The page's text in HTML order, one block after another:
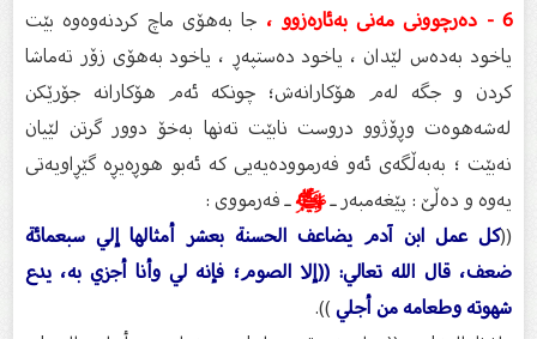
جا به‌هۆی ماچ كردنه‌وه‌وه‌ بێت
یاخود به‌ده‌س لێدان ، یاخود ده‌ستپه‌ڕ ، یاخود به‌هۆی زۆر ته‌ماشا
كردن و جگه‌ له‌م هۆكارانه‌ش؛ چونكه‌ ئه‌م هۆكارانه‌ جۆرێكن
له‌شه‌هوه‌ت وڕۆژوو دروست نابێت ته‌نها به‌خۆ دوور گرتن لێیان
نه‌بێت ؛ به‌به‌ڵگه‌ی ئه‌و فه‌رمووده‌یه‌یی كه‌ ئه‌بو هوڕه‌یڕه‌ گێڕاویه‌تی
یه‌وه‌ و ده‌ڵێ : پێغه‌مبه‌ر ـﷺـ فه‌رمووی :
كل عمل ابن آدم يضاعف الحسنة بعشر أمثالها إلي سبعمائة
ضعف، قال الله تعالي: ((إلا الصوم؛ فإنه لي وأنا أجزي به، يدع
شهوته وطعامه من أجلي)).